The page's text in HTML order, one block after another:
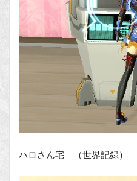
ハロさん宅 （世界記録）